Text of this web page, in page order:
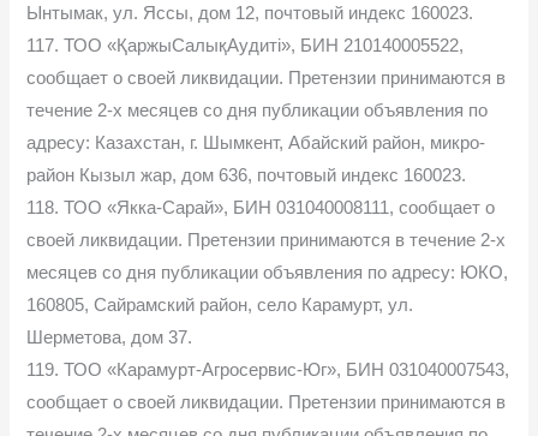
Ынтымак, ул. Яссы, дом 12, почтовый индекс 160023.
117. ТОО «ҚаржыСалықАудиті», БИН 210140005522,
сообщает о своей ликвидации. Претензии принимаются в
течение 2-х месяцев со дня публикации объявления по
адресу: Казахстан, г. Шымкент, Абайский район, микро-
район Кызыл жар, дом 636, почтовый индекс 160023.
118. ТОО «Якка-Сарай», БИН 031040008111, сообщает о
своей ликвидации. Претензии принимаются в течение 2-х
месяцев со дня публикации объявления по адресу: ЮКО,
160805, Сайрамский район, село Карамурт, ул.
Шерметова, дом 37.
119. ТОО «Карамурт-Агросервис-Юг», БИН 031040007543,
сообщает о своей ликвидации. Претензии принимаются в